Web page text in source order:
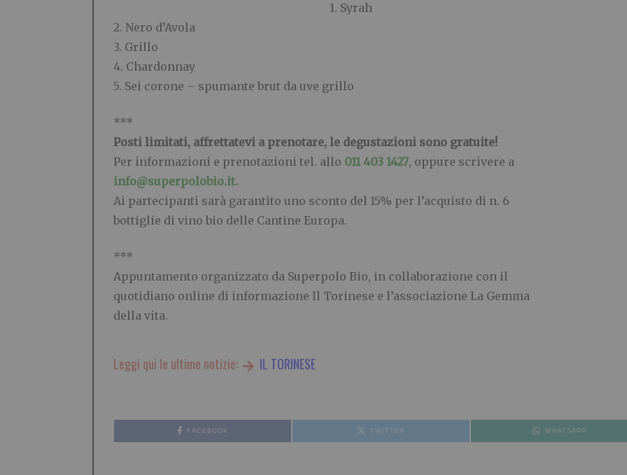
1. Syrah
2. Nero d’Avola
3. Grillo
4. Chardonnay
5. Sei corone – spumante brut da uve grillo
***
Posti limitati, affrettatevi a prenotare, le degustazioni sono gratuite!
Per informazioni e prenotazioni tel. allo 011 403 1427, oppure scrivere a
info@superpolobio.it.
Ai partecipanti sarà garantito uno sconto del 15% per l’acquisto di n. 6
bottiglie di vino bio delle Cantine Europa.
***
Appuntamento organizzato da Superpolo Bio, in collaborazione con il
quotidiano online di informazione Il Torinese e l’associazione La Gemma
della vita.
Leggi qui le ultime notizie: IL TORINESE
FACEBOOK TWITTER WHATSAPP